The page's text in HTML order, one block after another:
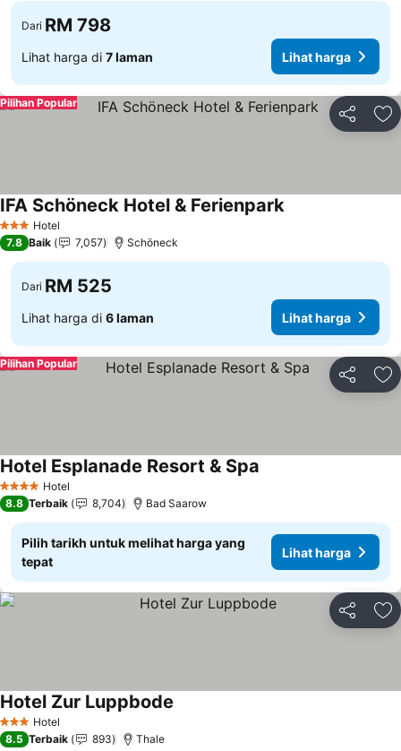
Dari RM 798
Lihat harga di 7 laman Lihat harga
Kongsi
Pilihan Popular
3 BintangHotel
IFA Schöneck Hotel & Ferienpark
7.8 Baik 7,057 Schöneck
Dari RM 525
Lihat harga di 6 laman Lihat harga
Kongsi
Pilihan Popular
4 BintangHotel
Hotel Esplanade Resort & Spa
8.8 Terbaik 8,704 Bad Saarow
Pilih tarikh untuk melihat harga yang
tepat
Lihat harga
Kongsi
3 BintangHotel
Hotel Zur Luppbode
8.5 Terbaik 893 Thale